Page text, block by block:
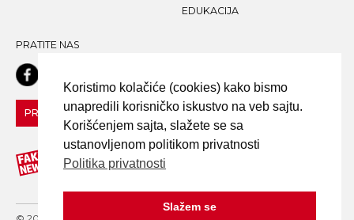
EDUKACIJA
PRATITE NAS
PRIJAVI LAŽNU VEST!
Koristimo kolačiće (cookies) kako bismo
unapredili korisničko iskustvo na veb sajtu.
Korišćenjem sajta, slažete se sa
ustanovljenom politikom privatnosti
Politika privatnosti
Slažem se